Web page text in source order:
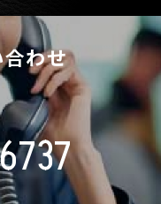
わせ